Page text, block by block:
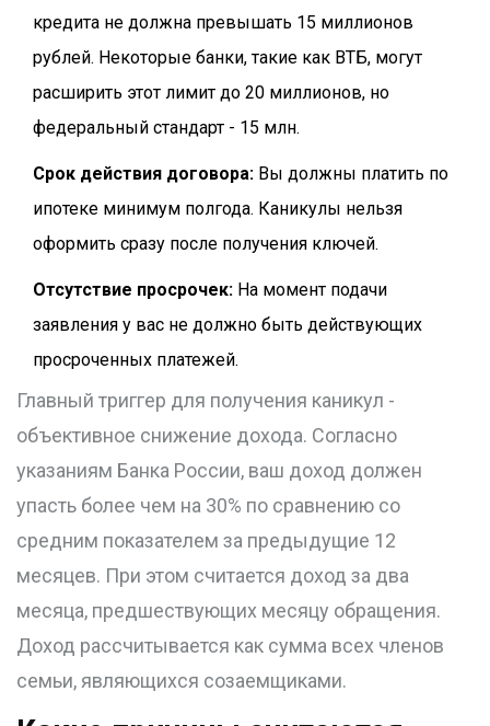
кредита не должна превышать 15 миллионов
рублей. Некоторые банки, такие как ВТБ, могут
расширить этот лимит до 20 миллионов, но
федеральный стандарт - 15 млн.
Срок действия договора: Вы должны платить по
ипотеке минимум полгода. Каникулы нельзя
оформить сразу после получения ключей.
Отсутствие просрочек: На момент подачи
заявления у вас не должно быть действующих
просроченных платежей.
Главный триггер для получения каникул -
объективное снижение дохода. Согласно
указаниям Банка России, ваш доход должен
упасть более чем на 30% по сравнению со
средним показателем за предыдущие 12
месяцев. При этом считается доход за два
месяца, предшествующих месяцу обращения.
Доход рассчитывается как сумма всех членов
семьи, являющихся созаемщиками.